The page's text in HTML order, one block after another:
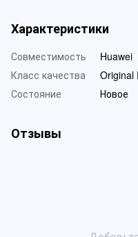
Характеристики
Совместимость
Huawei
Класс качества
Original
Состояние
Новое
Отзывы